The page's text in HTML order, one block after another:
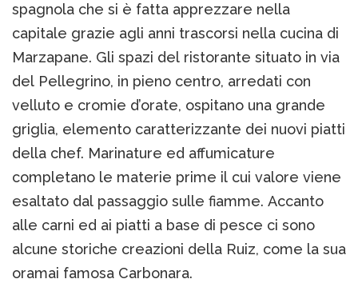
spagnola che si è fatta apprezzare nella
capitale grazie agli anni trascorsi nella cucina di
Marzapane. Gli spazi del ristorante situato in via
del Pellegrino, in pieno centro, arredati con
velluto e cromie d’orate, ospitano una grande
griglia, elemento caratterizzante dei nuovi piatti
della chef. Marinature ed affumicature
completano le materie prime il cui valore viene
esaltato dal passaggio sulle fiamme. Accanto
alle carni ed ai piatti a base di pesce ci sono
alcune storiche creazioni della Ruiz, come la sua
oramai famosa Carbonara.